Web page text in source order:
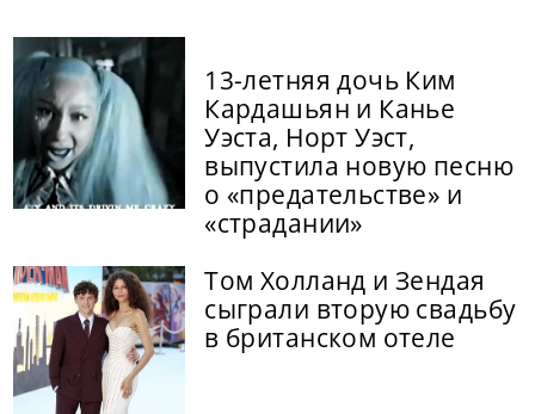
13-летняя дочь Ким
Кардашьян и Канье
Уэста, Норт Уэст,
выпустила новую песню
о «предательстве» и
«страдании»
Том Холланд и Зендая
сыграли вторую свадьбу
в британском отеле